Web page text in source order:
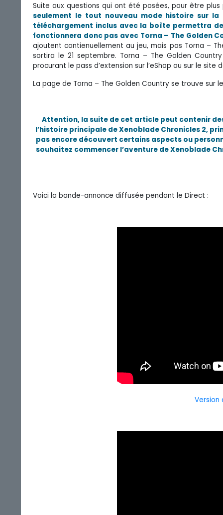
Suite aux questions qui ont été posées, pour être plus
seulement le tout nouveau mode histoire sur
téléchargement inclus avec la boîte permettra
fonctionnera donc pas avec Torna – The Golden
ajoutent contienuellement au jeu, mais pas Torna –
sortira le 21 septembre. Torna – The Golden
procurant le pass d’extension sur l’eShop ou sur le site
La page de Torna – The Golden Country se trouve sur
Attention, la suite de cet article peut contenir
l’histoire principale de Xenoblade Chronicles 2,
pas encore découvert certains aspects ou
souhaitez commencer l’aventure de Xenoblade
Voici la bande-annonce diffusée pendant le Direct :
Version